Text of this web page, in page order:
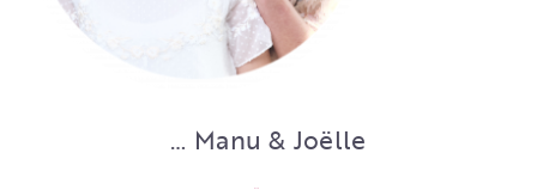
… Manu & Joëlle